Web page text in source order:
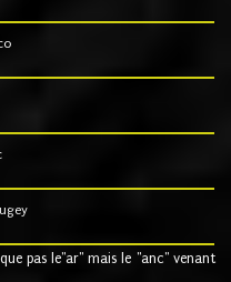
pas le"ar" mais le "anc" venant